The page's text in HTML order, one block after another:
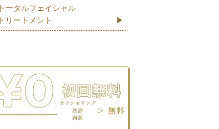
ータルフェイシャル
リートメント